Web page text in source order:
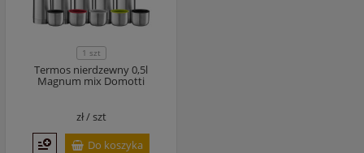
1 szt
Termos nierdzewny 0,5l
Magnum mix Domotti
zł /szt
Do koszyka